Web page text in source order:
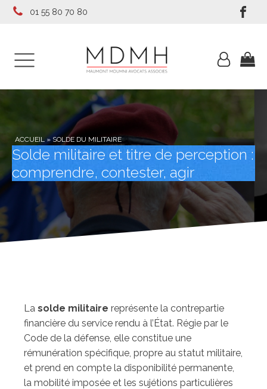
01 55 80 70 80
ACCUEIL »SOLDE DU MILITAIRE
Solde militaire et titre de perception :
comprendre, contester, agir
La solde militaire représente la contrepartie
financière du service rendu à l’État. Régie par le
Code de la défense, elle constitue une
rémunération spécifique, propre au statut militaire,
et prend en compte la disponibilité permanente,
la mobilité imposée et les sujétions particulières